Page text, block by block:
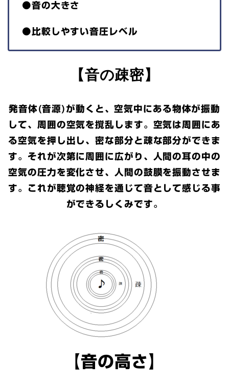
●音の大きさ
●比較しやすい音圧レベル
【音の疎密】
発音体(音源)が動くと、空気中にある物体が振動
して、周囲の空気を撹乱します。空気は周囲にあ
る空気を押し出し、密な部分と疎な部分ができま
す。それが次第に周囲に広がり、人間の耳の中の
空気の圧力を変化させ、人間の鼓膜を振動させま
す。これが聴覚の神経を通じて音として感じる事
ができるしくみです。
【音の高さ】